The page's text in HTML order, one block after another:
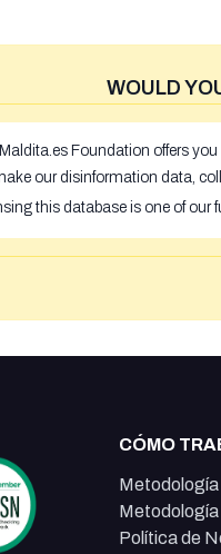
WOULD
Foundation offers
our disinformation data,
this database is one of our
CÓMO
Política de